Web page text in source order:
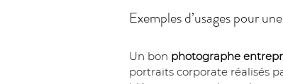
Exemples d’usages pour
Un bon photographe
portraits corporate réalisés